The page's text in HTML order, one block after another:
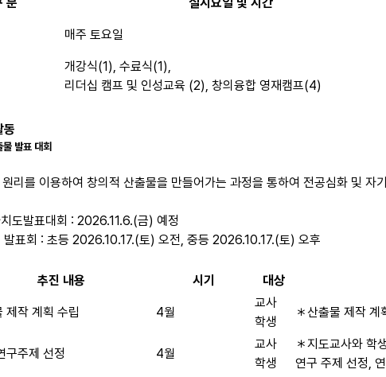
매주 토요일
개강식(1), 수료식(1),
리더십 캠프 및 인성교육 (2), 창의융합 영재캠프(4)
동
발표 대회
리를 이용하여 창의적 산출물을 만들어가는 과정을 통하여 전공심화 및 자
도발표대회 : 2026.11.6.(금) 예정
발표회 : 초등 2026.10.17.(토) 오전, 중등 2026.10.17.(토) 오후
추진 내용 시기 대상
제작 계획 수립 4월
교사
학생
＊산출물 제작 계
구주제 선정 4월
교사
학생
＊지도교사와 학
연구 주제 선정,